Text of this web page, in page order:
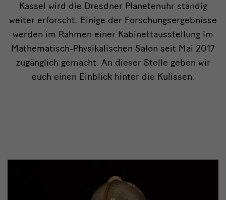
Kassel wird die Dresdner Planetenuhr ständig
weiter erforscht. Einige der Forschungsergebnisse
werden im Rahmen einer Kabinettausstellung im
Mathematisch-Physikalischen Salon seit Mai 2017
zugänglich gemacht. An dieser Stelle geben wir
euch einen Einblick hinter die Kulissen.